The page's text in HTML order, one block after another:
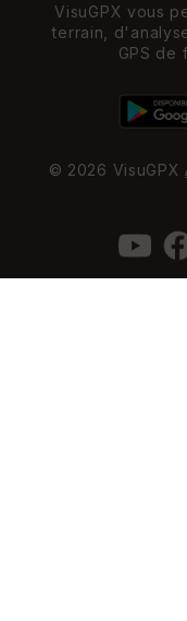
VisuGPX vous
terrain,
GPS de
© 2026 VisuGPX